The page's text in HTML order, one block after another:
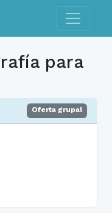
Toggle
para
Oferta grupal